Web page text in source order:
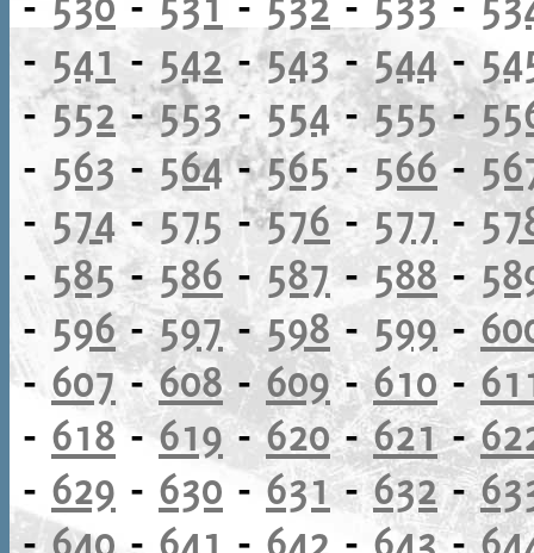
- 541 - 542-543-544-
-552-553-554- 555-
- 563 - 564-565- 566-
- 574 - 575 -576- 577 -
-585-586 - 587-588 -
- 596-597-598 - 599 -
- 607-608-609-610-
- 618 -619 -620-621-
- 629 - 630 -631-632-
- 640 - 641 - 642 - 643-